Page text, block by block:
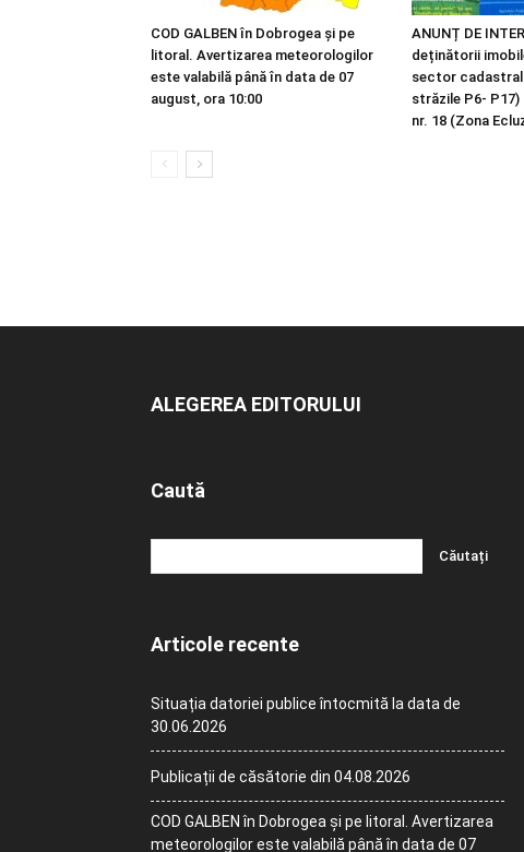
COD GALBEN în Dobrogea și pe
litoral. Avertizarea meteorologilor
este valabilă până în data de 07
august, ora 10:00
ANUNȚ DE
deținătorii
sector cadastral
străzile P6-
nr. 18 (Zona
ALEGEREA EDITORULUI
Caută
Articole recente
Situația datoriei publice întocmită la data de
30.06.2026
Publicații de căsătorie din 04.08.2026
COD GALBEN în Dobrogea și pe litoral. Avertizarea
meteorologilor este valabilă până în data de 07